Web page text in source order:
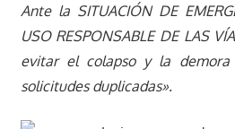
Ante la SITUACIÓN DE
USO RESPONSABLE DE LAS
evitar el colapso y la
solicitudes duplicadas».